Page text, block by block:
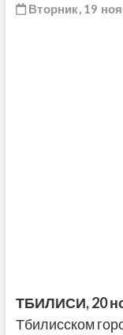
Вторник, 19
ТБИЛИСИ,20
Тбилисском